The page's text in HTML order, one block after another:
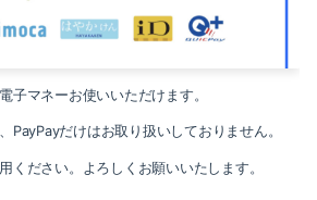
子マネーお使いいただけます。
PayPayだけはお取り扱いしておりません。
ください。よろしくお願いいたします。